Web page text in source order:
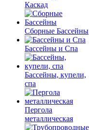
Каскад
Сборные Бассейны
Бассейны и Спа
Бассейны, купели,
спа
Пергола
металлическая